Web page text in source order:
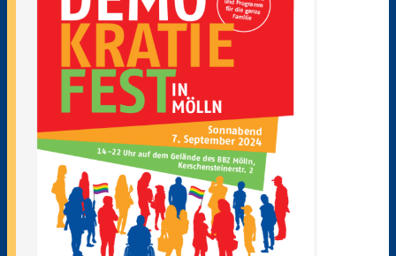
Lagepläne BBZ Mölln
Evaluation Lehrkräfte
Klimarat
Europaschule
Schule ohne Rassismus